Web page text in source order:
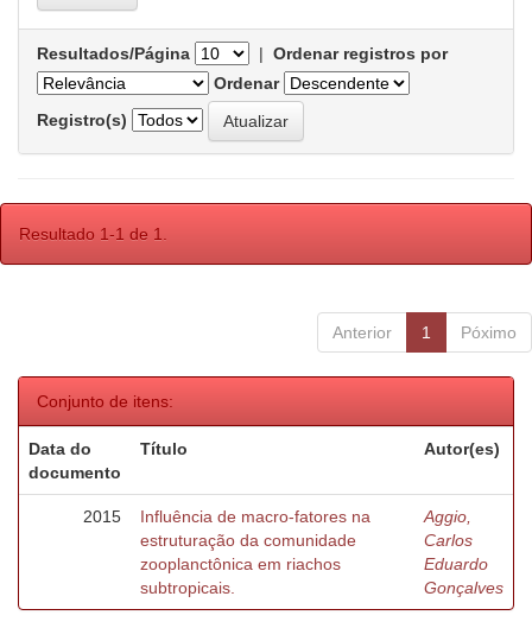
Resultados/Página | Ordenar registros por
Ordenar
Registro(s)
Resultado 1-1 de 1.
Anterior 1 Póximo
Conjunto de itens:
Data do
documento
Título Autor(es)
2015
Influência de macro-fatores na
estruturação da comunidade
zooplanctônica em riachos
subtropicais.
Aggio,
Carlos
Eduardo
Gonçalves